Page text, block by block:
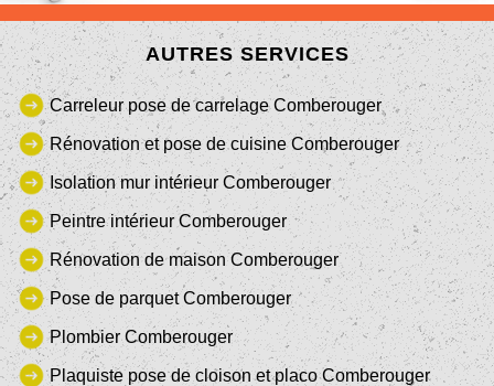
AUTRES SERVICES
Carreleur pose de carrelage Comberouger
Rénovation et pose de cuisine Comberouger
Isolation mur intérieur Comberouger
Peintre intérieur Comberouger
Rénovation de maison Comberouger
Pose de parquet Comberouger
Plombier Comberouger
Plaquiste pose de cloison et placo Comberouger